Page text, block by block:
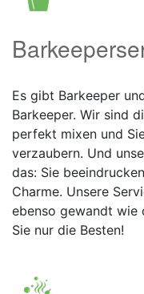
Es gibt Barkeeper
Barkeeper. Wir sind
perfekt mixen und
verzaubern. Und
das: Sie
Charme. Unsere
ebenso gewandt wie
Sie nur die Besten!